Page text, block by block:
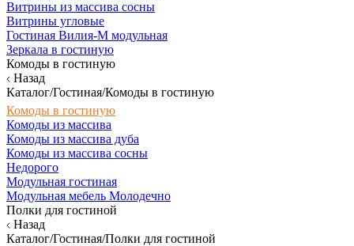
Витрины из массива сосны
Витрины угловые
Гостиная Вилия-М модульная
Зеркала в гостиную
Комоды в гостиную
Назад
Каталог/Гостиная/Комоды в гостиную
Комоды в гостиную
Комоды из массива
Комоды из массива дуба
Комоды из массива сосны
Недорого
Модульная гостиная
Модульная мебель Молодечно
Полки для гостиной
Назад
Каталог/Гостиная/Полки для гостиной